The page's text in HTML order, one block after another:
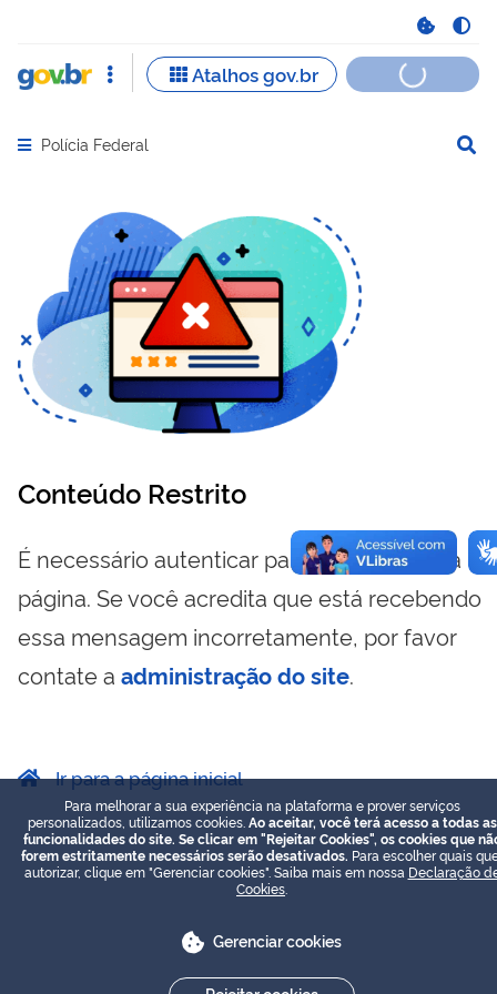
Abrir menu principal de navegação
Polícia Federal
Conteúdo Restrito
É necessário autenticar para visualizar essa
página. Se você acredita que está recebendo
essa mensagem incorretamente, por favor
contate a administração do site.
Ir para a página inicial
Para melhorar a sua experiência na plataforma e prover serviços
personalizados, utilizamos cookies. Ao aceitar, você terá acesso a todas as
funcionalidades do site. Se clicar em "Rejeitar Cookies", os cookies que
forem estritamente necessários serão desativados. Para escolher quais
autorizar, clique em "Gerenciar cookies". Saiba mais em nossa Declaração
Cookies
Gerenciar cookies